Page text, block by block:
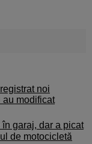
noi
au modificat
garaj, dar a picat
de motocicletă